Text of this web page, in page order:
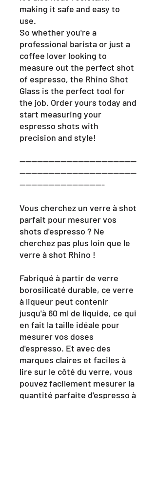
making it safe and easy to
use.
So whether you're a
professional barista or just a
coffee lover looking to
measure out the perfect shot
of espresso, the Rhino Shot
Glass is the perfect tool for
the job. Order yours today and
start measuring your
espresso shots with
precision and style!
----------------------------------------
----------------------------------------
-----------------------------
Vous cherchez un verre à shot
parfait pour mesurer vos
shots d'espresso ? Ne
cherchez pas plus loin que le
verre à shot Rhino !
Fabriqué à partir de verre
borosilicaté durable, ce verre
à liqueur peut contenir
jusqu'à 60 ml de liquide, ce qui
en fait la taille idéale pour
mesurer vos doses
d'espresso. Et avec des
marques claires et faciles à
lire sur le côté du verre, vous
pouvez facilement mesurer la
quantité parfaite d'espresso à